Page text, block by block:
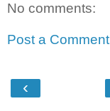
No comments:
Post a Comment
‹